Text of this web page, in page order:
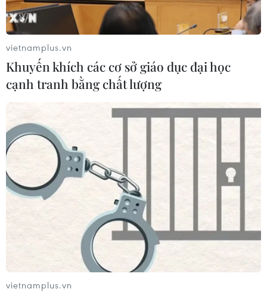
Tham quan 12 bảo tàng nổi tiếng thế giới
mà không cần ra khỏi nhà
18/03/2020 08:32
Với sự trợ giúp của công nghệ, bạn hoàn toàn có thể
dành cả ngày trời khám phá những nơi lưu giữ chứng
tích lịch sử này một cách trọn vẹn.
vietnamplus.vn
Khuyến khích các cơ sở giáo dục đại học
cạnh tranh bằng chất lượng
vietnamplus.vn